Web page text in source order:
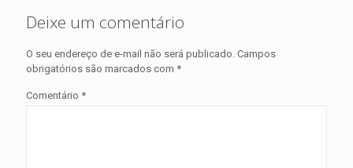
Deixe um comentário
O seu endereço de e-mail não será publicado. Campos
obrigatórios são marcados com *
Comentário *